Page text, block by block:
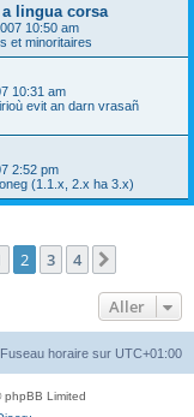
lingua corsa
10:50 am
et minoritaires
10:31 am
evit an darn vrasañ
2:52 pm
(1.1.x, 2.x ha 3.x)
2 3 4
Aller
Fuseau horaire sur UTC+01:00
Limited